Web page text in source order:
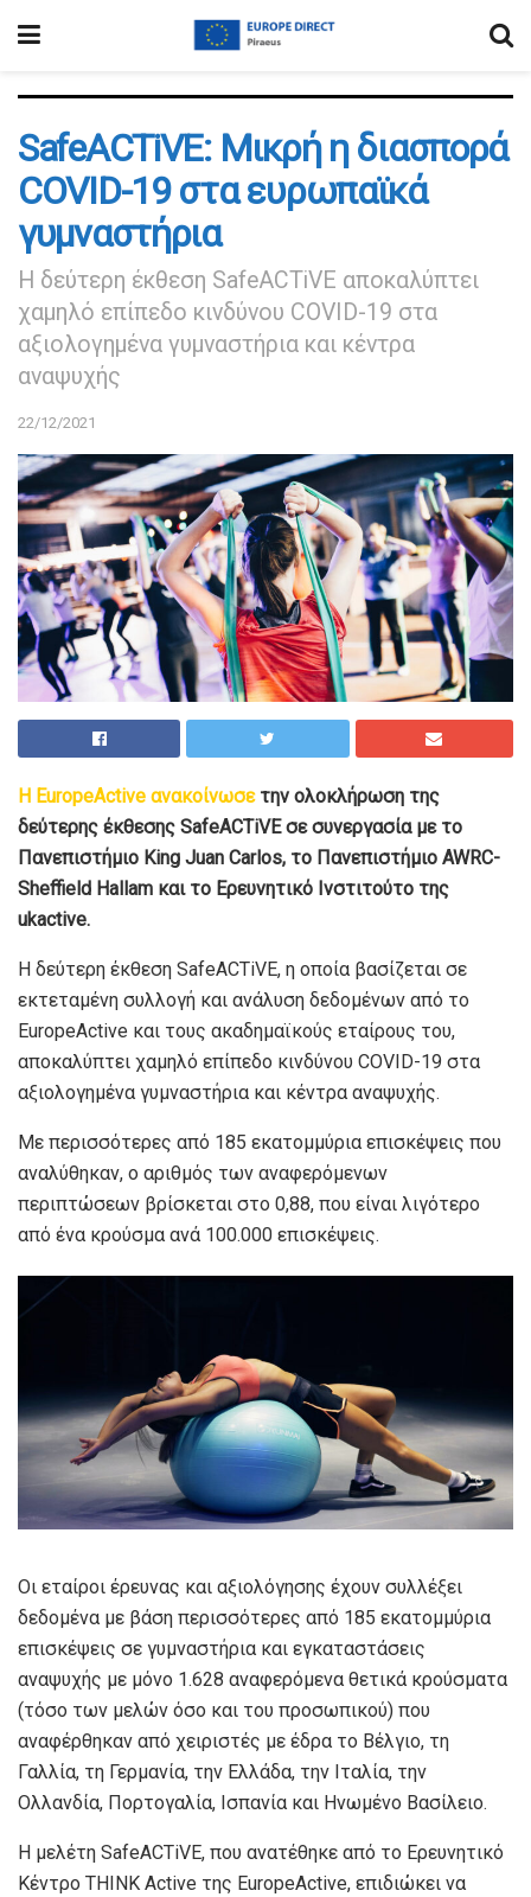
SafeACTiVE: Μικρή η διασπορά
COVID-19 στα ευρωπαϊκά
γυμναστήρια
Η δεύτερη έκθεση SafeACTiVE αποκαλύπτει
χαμηλό επίπεδο κινδύνου COVID-19 στα
αξιολογημένα γυμναστήρια και κέντρα
αναψυχής
22/12/2021
Η EuropeActive ανακοίνωσετην ολοκλήρωση της
δεύτερης έκθεσης SafeACTiVE σε συνεργασία με το
Πανεπιστήμιο King Juan Carlos, το Πανεπιστήμιο AWRC-
Sheffield Hallam και το Ερευνητικό Ινστιτούτο της
ukactive.
Η δεύτερη έκθεση SafeACTiVE, η οποία βασίζεται σε
εκτεταμένη συλλογή και ανάλυση δεδομένων από το
EuropeActive και τους ακαδημαϊκούς εταίρους του,
αποκαλύπτει χαμηλό επίπεδο κινδύνου COVID-19 στα
αξιολογημένα γυμναστήρια και κέντρα αναψυχής.
Με περισσότερες από 185 εκατομμύρια επισκέψεις που
αναλύθηκαν, ο αριθμός των αναφερόμενων
περιπτώσεων βρίσκεται στο 0,88, που είναι λιγότερο
από ένα κρούσμα ανά 100.000 επισκέψεις.
Οι εταίροι έρευνας και αξιολόγησης έχουν συλλέξει
δεδομένα με βάση περισσότερες από 185 εκατομμύρια
επισκέψεις σε γυμναστήρια και εγκαταστάσεις
αναψυχής με μόνο 1.628 αναφερόμενα θετικά κρούσματα
(τόσο των μελών όσο και του προσωπικού) που
αναφέρθηκαν από χειριστές με έδρα το Βέλγιο, τη
Γαλλία, τη Γερμανία, την Ελλάδα, την Ιταλία, την
Ολλανδία, Πορτογαλία, Ισπανία και Ηνωμένο Βασίλειο.
Η μελέτη SafeACTiVE, που ανατέθηκε από το Ερευνητικό
Κέντρο THINK Active της EuropeActive, επιδιώκει να